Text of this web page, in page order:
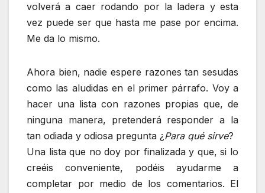
volverá a caer rodando por la ladera y esta
vez puede ser que hasta me pase por encima.
Me da lo mismo.
Ahora bien, nadie espere razones tan sesudas
como las aludidas en el primer párrafo. Voy a
hacer una lista con razones propias que, de
ninguna manera, pretenderá responder a la
tan odiada y odiosa pregunta ¿Para qué sirve?
Una lista que no doy por finalizada y que, si lo
creéis conveniente, podéis ayudarme a
completar por medio de los comentarios. El